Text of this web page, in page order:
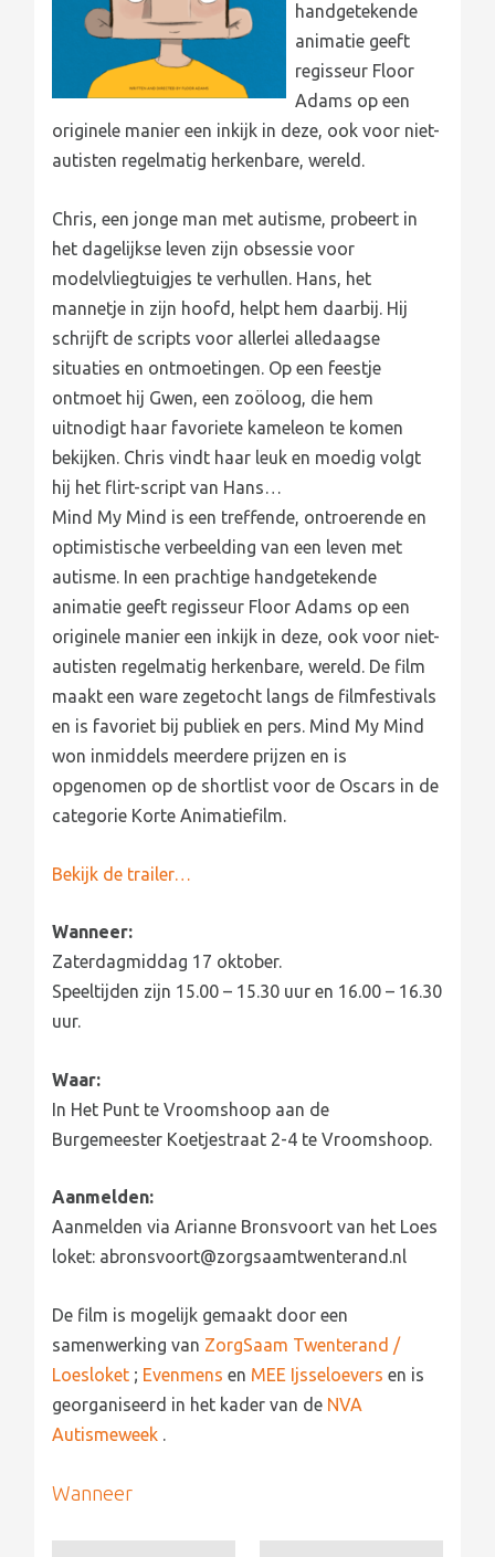
handgetekende
animatie geeft
regisseur Floor
Adams op een
originele manier een inkijk in deze, ook voor niet-
autisten regelmatig herkenbare, wereld.
Chris, een jonge man met autisme, probeert in
het dagelijkse leven zijn obsessie voor
modelvliegtuigjes te verhullen. Hans, het
mannetje in zijn hoofd, helpt hem daarbij. Hij
schrijft de scripts voor allerlei alledaagse
situaties en ontmoetingen. Op een feestje
ontmoet hij Gwen, een zoöloog, die hem
uitnodigt haar favoriete kameleon te komen
bekijken. Chris vindt haar leuk en moedig volgt
hij het flirt-script van Hans…
Mind My Mind is een treffende, ontroerende en
optimistische verbeelding van een leven met
autisme. In een prachtige handgetekende
animatie geeft regisseur Floor Adams op een
originele manier een inkijk in deze, ook voor niet-
autisten regelmatig herkenbare, wereld. De film
maakt een ware zegetocht langs de filmfestivals
en is favoriet bij publiek en pers. Mind My Mind
won inmiddels meerdere prijzen en is
opgenomen op de shortlist voor de Oscars in de
categorie Korte Animatiefilm.
Bekijk de trailer…
Wanneer:
Zaterdagmiddag 17 oktober.
Speeltijden zijn 15.00 – 15.30 uur en 16.00 – 16.30
uur.
Waar:
In Het Punt te Vroomshoop aan de
Burgemeester Koetjestraat 2-4 te Vroomshoop.
Aanmelden:
Aanmelden via Arianne Bronsvoort van het Loes
loket: abronsvoort@zorgsaamtwenterand.nl
De film is mogelijk gemaakt door een
samenwerking van ZorgSaam Twenterand /
Loesloket ; Evenmens en MEE Ijsseloevers en is
georganiseerd in het kader van de NVA
Autismeweek .
Wanneer